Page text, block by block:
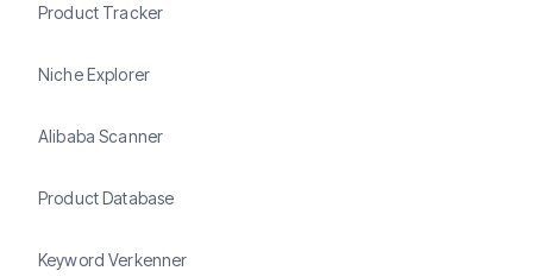
Product Tracker
Niche Explorer
Alibaba Scanner
Product Database
Keyword Verkenner